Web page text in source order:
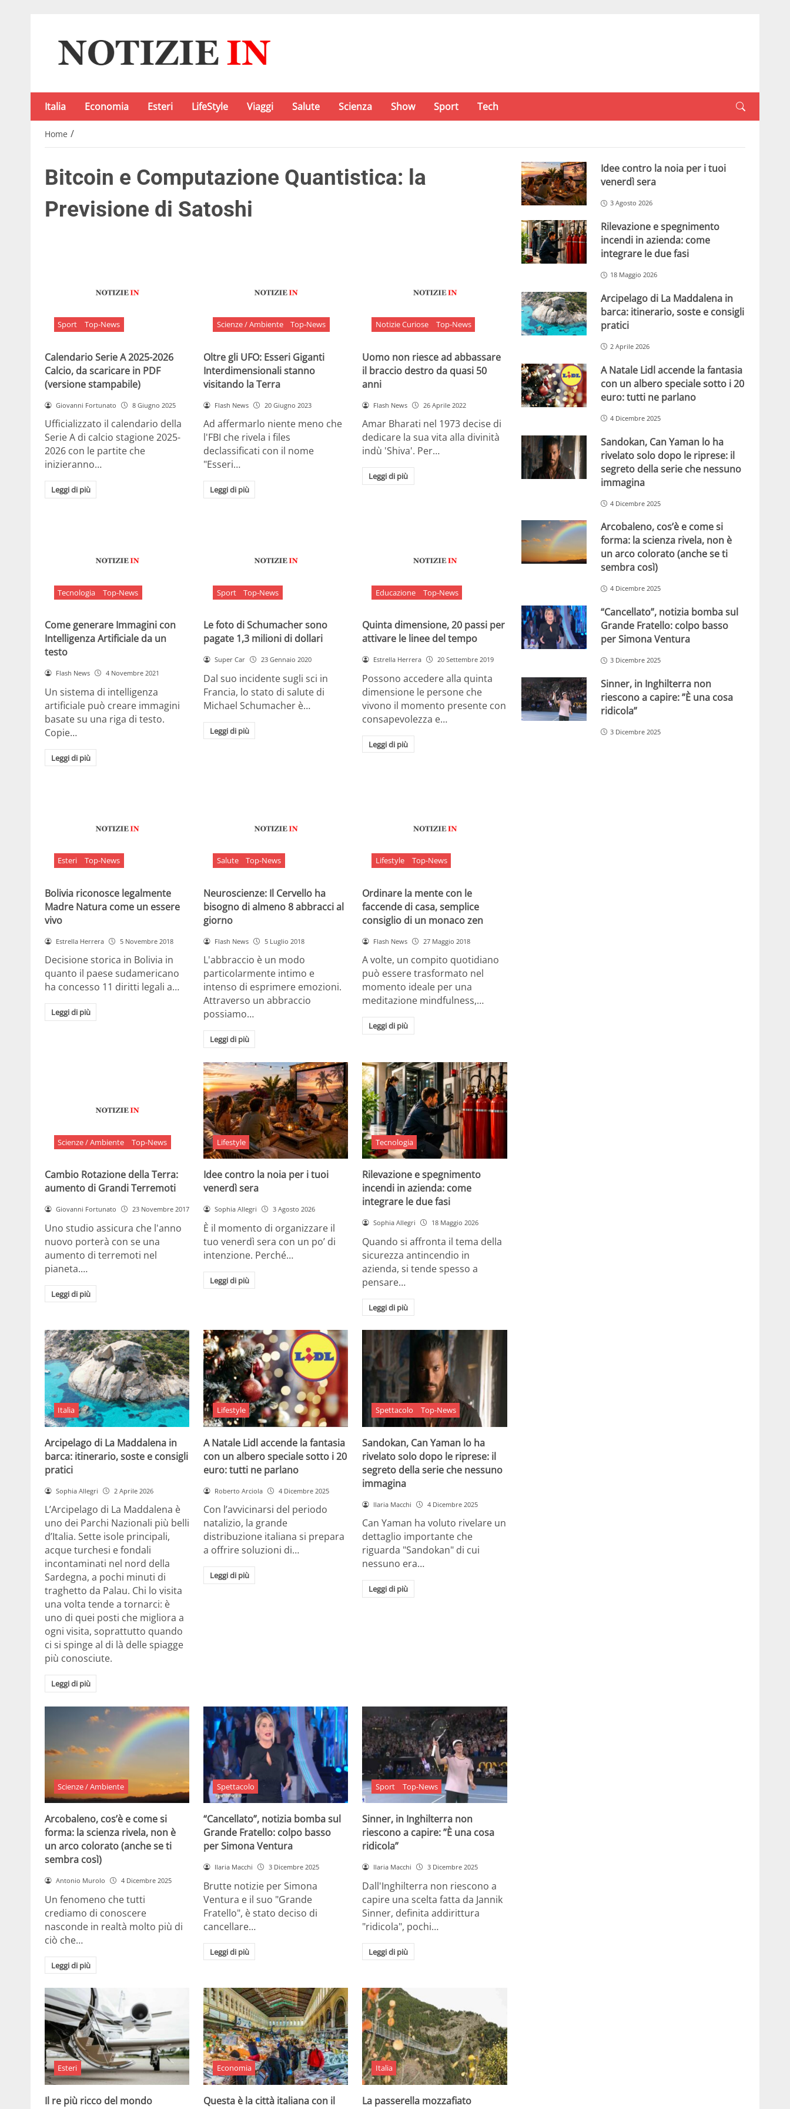
Italia Economia Esteri LifeStyle Viaggi Salute Scienza Show Sport Tech
Home /
Bitcoin e Computazione Quantistica: la
Previsione di Satoshi
Sport Top-News
Calendario Serie A 2025-2026
Calcio, da scaricare in PDF
(versione stampabile)
Giovanni Fortunato 8 Giugno 2025
Ufficializzato il calendario della
Serie A di calcio stagione 2025-
2026 con le partite che
inizieranno…
Leggi di più
Scienze / Ambiente Top-News
Oltre gli UFO: Esseri Giganti
Interdimensionali stanno
visitando la Terra
Flash News 20 Giugno 2023
Ad affermarlo niente meno che
l'FBI che rivela i files
declassificati con il nome
"Esseri…
Leggi di più
Notizie Curiose Top-News
Uomo non riesce ad abbassare
il braccio destro da quasi 50
anni
Flash News 26 Aprile 2022
Amar Bharati nel 1973 decise di
dedicare la sua vita alla divinità
indù 'Shiva'. Per…
Leggi di più
Tecnologia Top-News
Come generare Immagini con
Intelligenza Artificiale da un
testo
Flash News 4 Novembre 2021
Un sistema di intelligenza
artificiale può creare immagini
basate su una riga di testo.
Copie…
Leggi di più
Sport Top-News
Le foto di Schumacher sono
pagate 1,3 milioni di dollari
Super Car 23 Gennaio 2020
Dal suo incidente sugli sci in
Francia, lo stato di salute di
Michael Schumacher è…
Leggi di più
Educazione Top-News
Quinta dimensione, 20 passi per
attivare le linee del tempo
Estrella Herrera 20 Settembre 2019
Possono accedere alla quinta
dimensione le persone che
vivono il momento presente con
consapevolezza e…
Leggi di più
Esteri Top-News
Bolivia riconosce legalmente
Madre Natura come un essere
vivo
Estrella Herrera 5 Novembre 2018
Decisione storica in Bolivia in
quanto il paese sudamericano
ha concesso 11 diritti legali a…
Leggi di più
Salute Top-News
Neuroscienze: Il Cervello ha
bisogno di almeno 8 abbracci al
giorno
Flash News 5 Luglio 2018
L'abbraccio è un modo
particolarmente intimo e
intenso di esprimere emozioni.
Attraverso un abbraccio
possiamo…
Leggi di più
Lifestyle Top-News
Ordinare la mente con le
faccende di casa, semplice
consiglio di un monaco zen
Flash News 27 Maggio 2018
A volte, un compito quotidiano
può essere trasformato nel
momento ideale per una
meditazione mindfulness,…
Leggi di più
Scienze / Ambiente Top-News
Cambio Rotazione della Terra:
aumento di Grandi Terremoti
Giovanni Fortunato 23 Novembre 2017
Uno studio assicura che l'anno
nuovo porterà con se una
aumento di terremoti nel
pianeta.…
Leggi di più
Lifestyle
Idee contro la noia per i tuoi
venerdì sera
Sophia Allegri 3 Agosto 2026
È il momento di organizzare il
tuo venerdì sera con un po’ di
intenzione. Perché…
Leggi di più
Tecnologia
Rilevazione e spegnimento
incendi in azienda: come
integrare le due fasi
Sophia Allegri 18 Maggio 2026
Quando si affronta il tema della
sicurezza antincendio in
azienda, si tende spesso a
pensare…
Leggi di più
Italia
Arcipelago di La Maddalena in
barca: itinerario, soste e consigli
pratici
Sophia Allegri 2 Aprile 2026
L’Arcipelago di La Maddalena è
uno dei Parchi Nazionali più belli
d’Italia. Sette isole principali,
acque turchesi e fondali
incontaminati nel nord della
Sardegna, a pochi minuti di
traghetto da Palau. Chi lo visita
una volta tende a tornarci: è
uno di quei posti che migliora a
ogni visita, soprattutto quando
ci si spinge al di là delle spiagge
più conosciute.
Leggi di più
Lifestyle
A Natale Lidl accende la fantasia
con un albero speciale sotto i 20
euro: tutti ne parlano
Roberto Arciola 4 Dicembre 2025
Con l’avvicinarsi del periodo
natalizio, la grande
distribuzione italiana si prepara
a offrire soluzioni di…
Leggi di più
Spettacolo Top-News
Sandokan, Can Yaman lo ha
rivelato solo dopo le riprese: il
segreto della serie che nessuno
immagina
Ilaria Macchi 4 Dicembre 2025
Can Yaman ha voluto rivelare un
dettaglio importante che
riguarda "Sandokan" di cui
nessuno era…
Leggi di più
Scienze / Ambiente
Arcobaleno, cos’è e come si
forma: la scienza rivela, non è
un arco colorato (anche se ti
sembra così)
Antonio Murolo 4 Dicembre 2025
Un fenomeno che tutti
crediamo di conoscere
nasconde in realtà molto più di
ciò che…
Leggi di più
Spettacolo
“Cancellato”, notizia bomba sul
Grande Fratello: colpo basso
per Simona Ventura
Ilaria Macchi 3 Dicembre 2025
Brutte notizie per Simona
Ventura e il suo "Grande
Fratello", è stato deciso di
cancellare…
Leggi di più
Sport Top-News
Sinner, in Inghilterra non
riescono a capire: ”È una cosa
ridicola”
Ilaria Macchi 3 Dicembre 2025
Dall'Inghilterra non riescono a
capire una scelta fatta da Jannik
Sinner, definita addirittura
"ridicola", pochi…
Leggi di più
Esteri
Il re più ricco del mondo
Economia
Questa è la città italiana con il
Italia
La passerella mozzafiato
Idee contro la noia per i tuoi
venerdì sera
3 Agosto 2026
Rilevazione e spegnimento
incendi in azienda: come
integrare le due fasi
18 Maggio 2026
Arcipelago di La Maddalena in
barca: itinerario, soste e consigli
pratici
2 Aprile 2026
A Natale Lidl accende la fantasia
con un albero speciale sotto i 20
euro: tutti ne parlano
4 Dicembre 2025
Sandokan, Can Yaman lo ha
rivelato solo dopo le riprese: il
segreto della serie che nessuno
immagina
4 Dicembre 2025
Arcobaleno, cos’è e come si
forma: la scienza rivela, non è
un arco colorato (anche se ti
sembra così)
4 Dicembre 2025
“Cancellato”, notizia bomba sul
Grande Fratello: colpo basso
per Simona Ventura
3 Dicembre 2025
Sinner, in Inghilterra non
riescono a capire: ”È una cosa
ridicola”
3 Dicembre 2025